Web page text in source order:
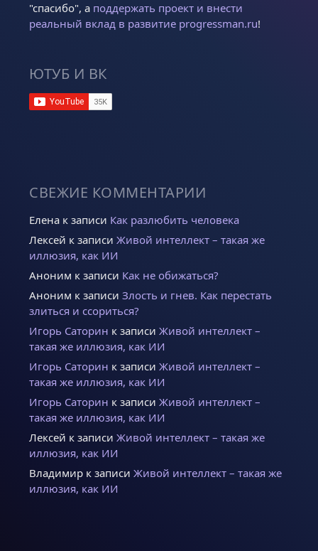
"спасибо", а поддержать проект и внести
реальный вклад в развитие progressman.ru!
ЮТУБ И ВК
СВЕЖИЕ КОММЕНТАРИИ
Елена к записи Как разлюбить человека
Лексей к записи Живой интеллект – такая же
иллюзия, как ИИ
Аноним к записи Как не обижаться?
Аноним к записи Злость и гнев. Как перестать
злиться и ссориться?
Игорь Саторин к записи Живой интеллект –
такая же иллюзия, как ИИ
Игорь Саторин к записи Живой интеллект –
такая же иллюзия, как ИИ
Игорь Саторин к записи Живой интеллект –
такая же иллюзия, как ИИ
Лексей к записи Живой интеллект – такая же
иллюзия, как ИИ
Владимир к записи Живой интеллект – такая же
иллюзия, как ИИ